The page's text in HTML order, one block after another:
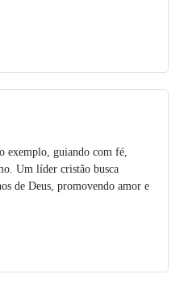
exemplo, guiando com fé,
Um líder cristão busca
de Deus, promovendo amor e